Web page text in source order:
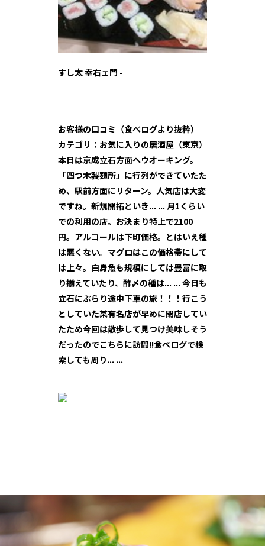
すし太 幸右ェ門 -
お客様の口コミ（食べログより抜粋）
カテゴリ：お気に入りの居酒屋（東京）
本日は京成立石方面へウオーキング。
「四つ木製麺所」に行列ができていたた
め、駅前方面にリターン。人気店は大変
ですね。新規開拓といき... ... 月1くらい
での利用の店。お決まり特上で2100
円。アルコールは下町価格。とはいえ種
は悪くない。マグロはこの価格帯にして
は上々。白身魚も規模にしては豊富に取
り揃えていたり、酢〆の種は... ... 今日も
立石にぶらり途中下車の旅！！！行こう
としていた某有名店が早めに閉店してい
たため今回は散歩して見つけ美味しそう
だったのでこちらに訪問!!食べログで検
索しても周り... ...